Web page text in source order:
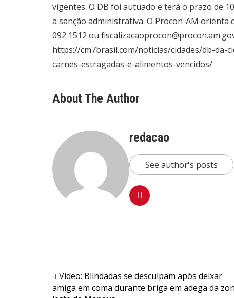
vigentes. O DB foi autuado e terá o prazo de
a sanção administrativa. O Procon-AM orienta
092 1512 ou
https://cm7brasil.com/noticias/cidades/db-
carnes-estragadas-e-alimentos-vencidos/
About The Author
redacao
See author's posts
Navegação
Vídeo: Blindadas se desculpam após deixar
amiga em coma durante briga em adega da